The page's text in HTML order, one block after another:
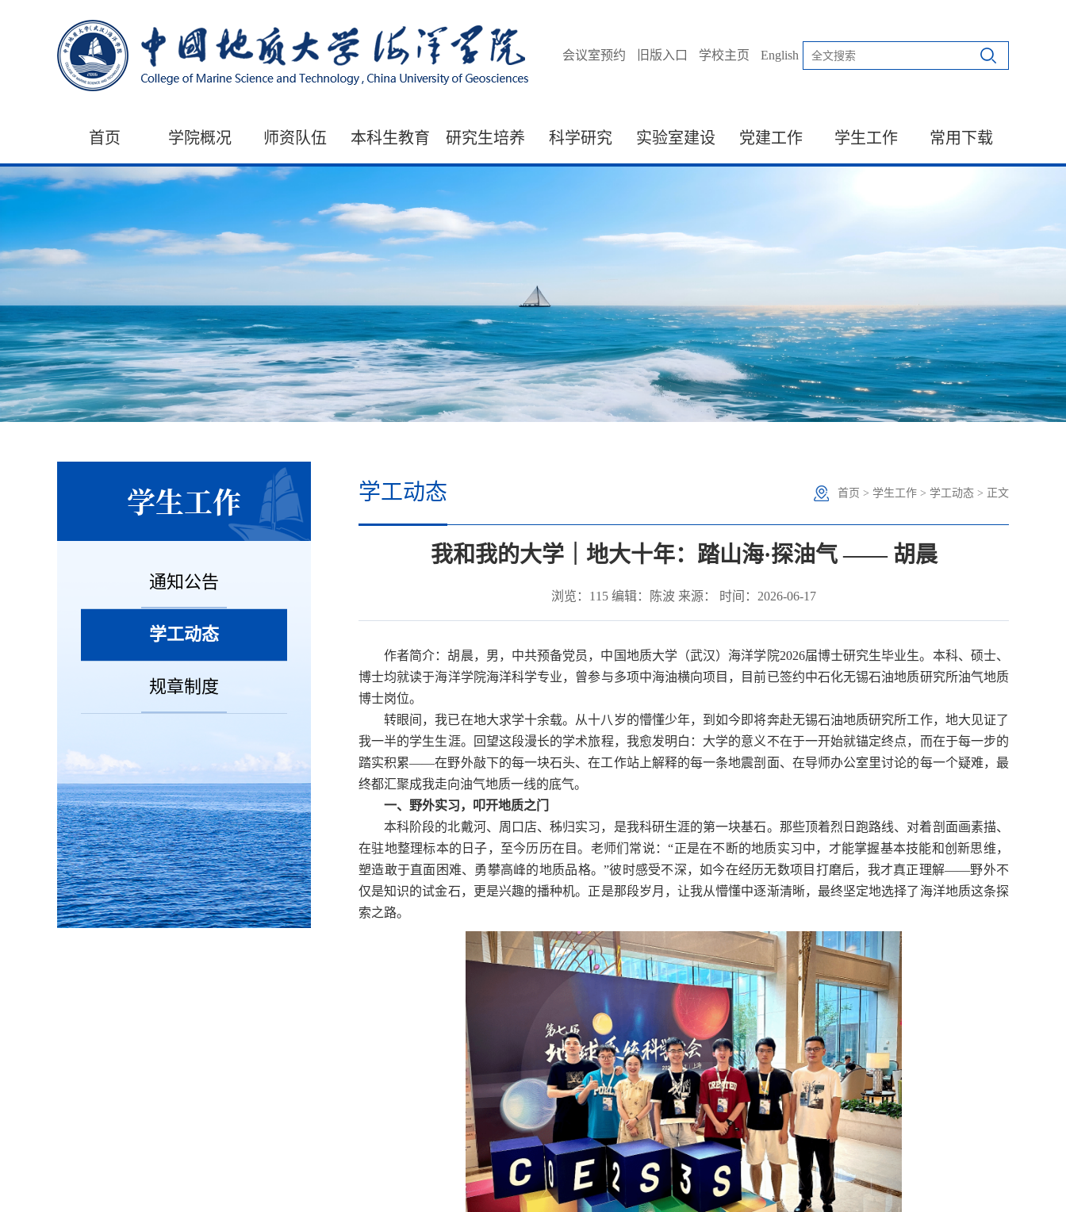
会议室预约 旧版入口 学校主页 English
首页 学院概况 师资队伍 本科生教育 研究生培养 科学研究 实验室建设 党建工作 学生工作 常用下载
学生工作
通知公告
学工动态
规章制度
学工动态 首页 > 学生工作 > 学工动态 > 正文
我和我的大学｜地大十年：踏山海·探油气 —— 胡晨
浏览： 115 编辑：陈波 来源： 时间：2026-06-17
作者简介：胡晨，男，中共预备党员，中国地质大学（武汉）海洋学院2026届博士研究生毕业生。本科、硕士、
博士均就读于海洋学院海洋科学专业，曾参与多项中海油横向项目，目前已签约中石化无锡石油地质研究所油气地质
博士岗位。
转眼间，我已在地大求学十余载。从十八岁的懵懂少年，到如今即将奔赴无锡石油地质研究所工作，地大见证了
我一半的学生生涯。回望这段漫长的学术旅程，我愈发明白：大学的意义不在于一开始就锚定终点，而在于每一步的
踏实积累——在野外敲下的每一块石头、在工作站上解释的每一条地震剖面、在导师办公室里讨论的每一个疑难，最
终都汇聚成我走向油气地质一线的底气。
一、野外实习，叩开地质之门
本科阶段的北戴河、周口店、秭归实习，是我科研生涯的第一块基石。那些顶着烈日跑路线、对着剖面画素描、
在驻地整理标本的日子，至今历历在目。老师们常说：“正是在不断的地质实习中，才能掌握基本技能和创新思维，
塑造敢于直面困难、勇攀高峰的地质品格。”彼时感受不深，如今在经历无数项目打磨后，我才真正理解——野外不
仅是知识的试金石，更是兴趣的播种机。正是那段岁月，让我从懵懂中逐渐清晰，最终坚定地选择了海洋地质这条探
索之路。